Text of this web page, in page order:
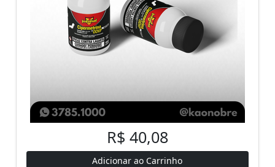
R$ 40,08
Adicionar ao Carrinho